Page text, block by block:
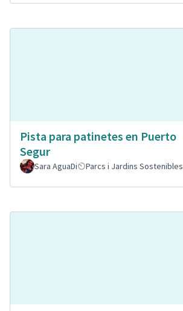
Pista para patinetes en Puerto
Segur
Sara AguaDi Parcs i Jardins Sostenibles